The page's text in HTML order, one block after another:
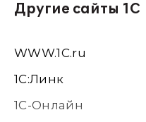
Другие сайты 1С
WWW.1С.ru
1С:Линк
1С-Онлайн